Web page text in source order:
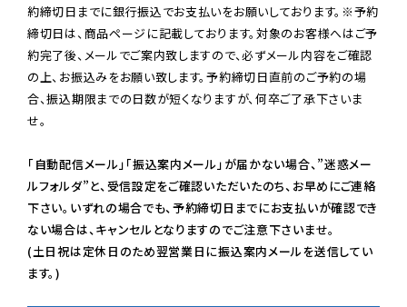
約締切日までに銀行振込でお支払いをお願いしております。※予約
締切日は、商品ページに記載しております。対象のお客様へはご予
約完了後、メールでご案内致しますので、必ずメール内容をご確認
の上、お振込みをお願い致します。予約締切日直前のご予約の場
合、振込期限までの日数が短くなりますが、何卒ご了承下さいま
せ。
「自動配信メール」「振込案内メール」が届かない場合、”迷惑メー
ルフォルダ”と、受信設定をご確認いただいたのち、お早めにご連絡
下さい。いずれの場合でも、予約締切日までにお支払いが確認でき
ない場合は、キャンセルとなりますのでご注意下さいませ。
(土日祝は定休日のため翌営業日に振込案内メールを送信してい
ます。)